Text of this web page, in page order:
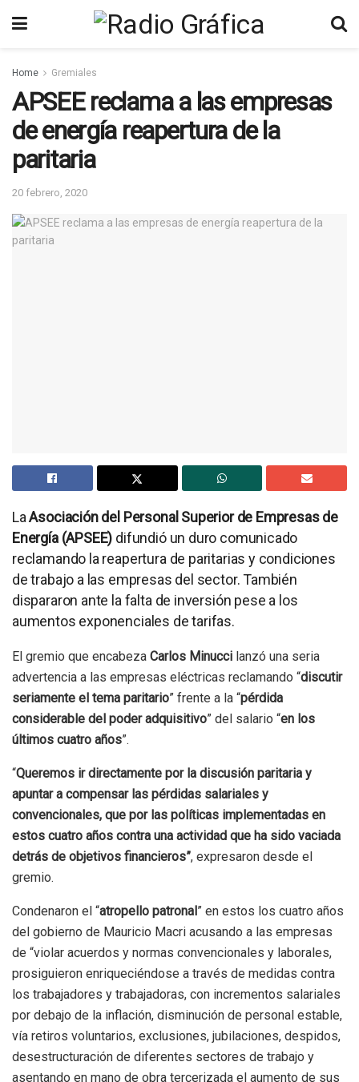
Home Gremiales
APSEE reclama a las empresas
de energía reapertura de la
paritaria
20 febrero, 2020
LaAsociación del Personal Superior de Empresas de
Energía (APSEE) difundió un duro comunicado
reclamando la reapertura de paritarias y condiciones
de trabajo a las empresas del sector. También
dispararon ante la falta de inversión pese a los
aumentos exponenciales de tarifas.
El gremio que encabeza Carlos Minucci lanzó una seria
advertencia a las empresas eléctricas reclamando “discutir
seriamente el tema paritario” frente a la “pérdida
considerable del poder adquisitivo” del salario “en los
últimos cuatro años”.
“Queremos ir directamente por la discusión paritaria y
apuntar a compensar las pérdidas salariales y
convencionales, que por las políticas implementadas en
estos cuatro años contra una actividad que ha sido vaciada
detrás de objetivos financieros”, expresaron desde el
gremio.
Condenaron el “atropello patronal” en estos los cuatro años
del gobierno de Mauricio Macri acusando a las empresas
de “violar acuerdos y normas convencionales y laborales,
prosiguieron enriqueciéndose a través de medidas contra
los trabajadores y trabajadoras, con incrementos salariales
por debajo de la inflación, disminución de personal estable,
vía retiros voluntarios, exclusiones, jubilaciones, despidos,
desestructuración de diferentes sectores de trabajo y
asentando en mano de obra tercerizada el aumento de sus